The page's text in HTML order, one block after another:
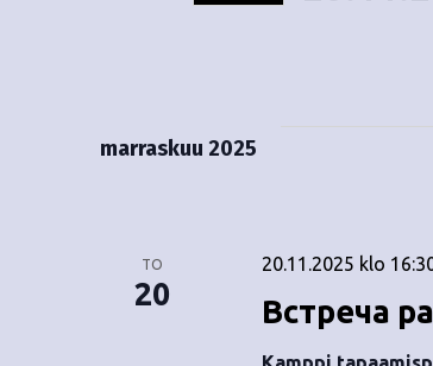
ä
v
marraskuu 2025
TO
20 Встреча
20.11.2025 klo